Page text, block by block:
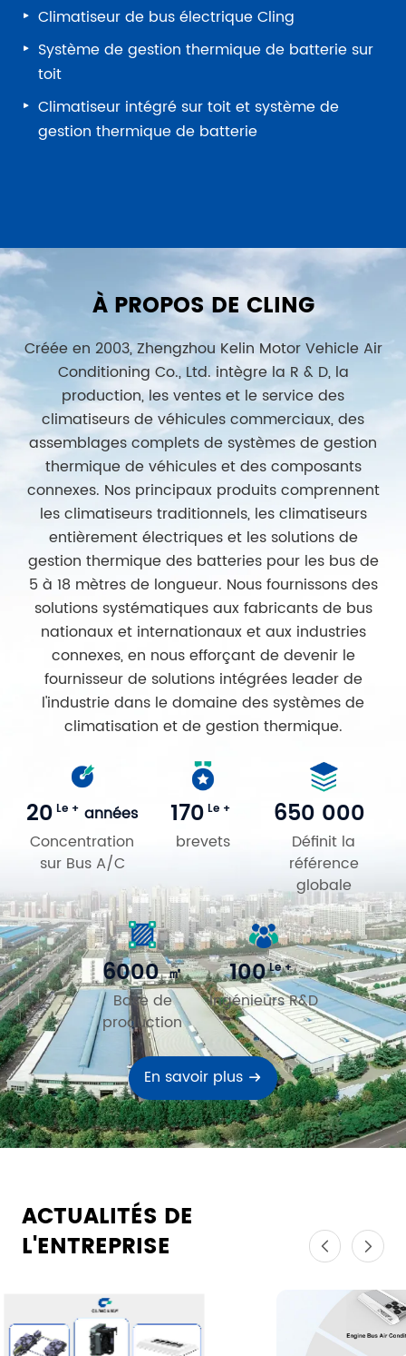
Climatiseur de bus électrique Cling
Système de gestion thermique de batterie sur
toit
Climatiseur intégré sur toit et système de
gestion thermique de batterie
À PROPOS DE CLING
Créée en 2003, Zhengzhou Kelin Motor Vehicle Air
Conditioning Co., Ltd. intègre la R & D, la
production, les ventes et le service des
climatiseurs de véhicules commerciaux, des
assemblages complets de systèmes de gestion
thermique de véhicules et des composants
connexes. Nos principaux produits comprennent
les climatiseurs traditionnels, les climatiseurs
entièrement électriques et les solutions de
gestion thermique des batteries pour les bus de
5 à 18 mètres de longueur. Nous fournissons des
solutions systématiques aux fabricants de bus
nationaux et internationaux et aux industries
connexes, en nous efforçant de devenir le
fournisseur de solutions intégrées leader de
l'industrie dans le domaine des systèmes de
climatisation et de gestion thermique.
20 Le + années
Concentration
sur Bus A/C
170 Le +
brevets
650 000
Définit la
référence
globale
6000 ㎡
Base de
production
100Le +
Ingénieurs R&D
En savoir plus
ACTUALITÉS DE
L'ENTREPRISE